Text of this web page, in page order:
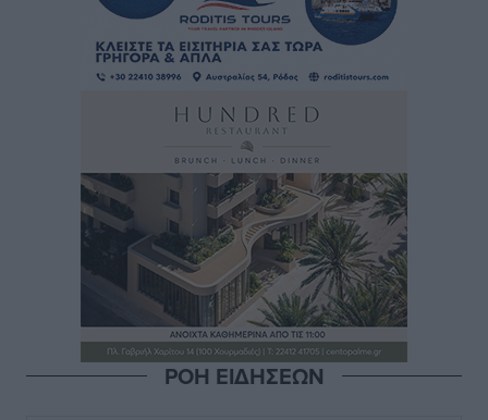
ΡΟΗ ΕΙΔΗΣΕΩΝ